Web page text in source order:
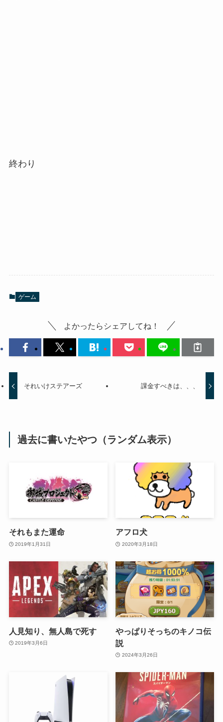
終わり
ゲーム
よかったらシェアしてね！
それいけステアーズ 課金すべきは、、、
過去に書いたやつ（ランダム表示）
それもまた運命
2019年1月31日
アフロ犬
2020年3月18日
人見知り、無人島で死す
2019年3月6日
やっぱりそっちのキノコ伝
説
2024年3月26日